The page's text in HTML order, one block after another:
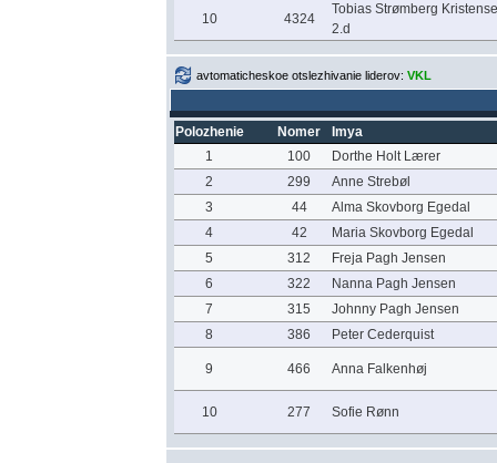
10 4324
Tobias Strømberg
2.d
avtomaticheskoe otslezhivanie liderov: VKL
Polozhenie Nomer
Imya
1
100
Dorthe Holt Lærer
2
299
Anne Strebøl
3
44
Alma Skovborg Egedal
4
42
Maria Skovborg Egedal
5
312
Freja Pagh Jensen
6
322
Nanna Pagh Jensen
7
315
Johnny Pagh Jensen
8
386 Peter Cederquist
9 466 Anna Falkenhøj
10 277 Sofie Rønn